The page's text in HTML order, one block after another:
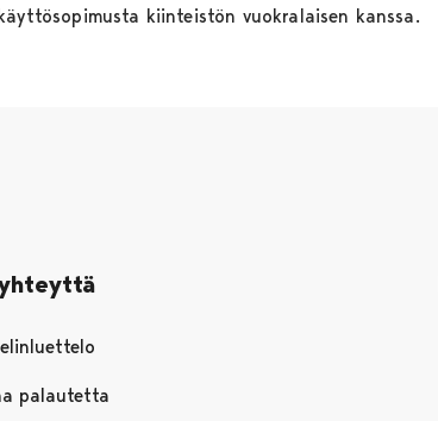
kiinteistön vuokralaisen kanssa.
palautetta